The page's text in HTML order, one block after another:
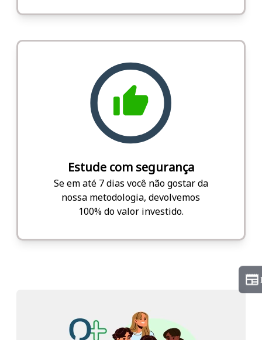
Estude com segurança
Se em até 7 dias você não gostar da
nossa metodologia, devolvemos
100% do valor investido.